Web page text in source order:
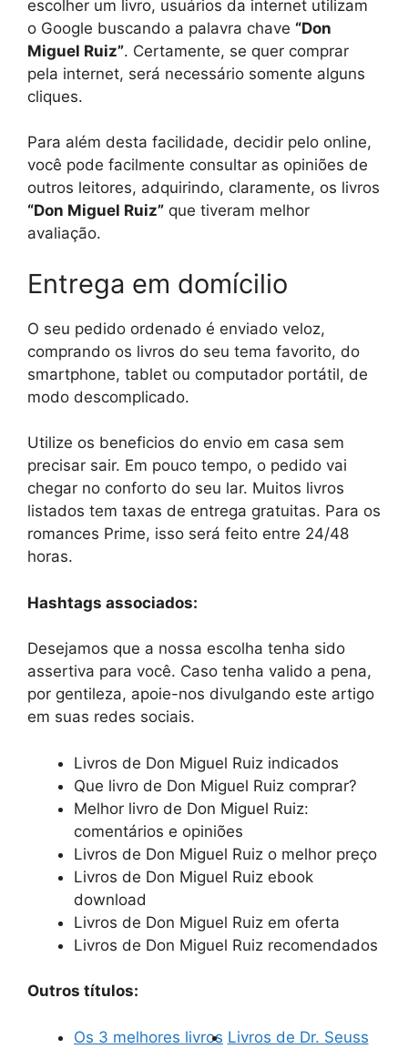
escolher um livro, usuários da internet utilizam
o Google buscando a palavra chave “Don
Miguel Ruiz”. Certamente, se quer comprar
pela internet, será necessário somente alguns
cliques.
Para além desta facilidade, decidir pelo online,
você pode facilmente consultar as opiniões de
outros leitores, adquirindo, claramente, os livros
“Don Miguel Ruiz” que tiveram melhor
avaliação.
Entrega em domícilio
O seu pedido ordenado é enviado veloz,
comprando os livros do seu tema favorito, do
smartphone, tablet ou computador portátil, de
modo descomplicado.
Utilize os beneficios do envio em casa sem
precisar sair. Em pouco tempo, o pedido vai
chegar no conforto do seu lar. Muitos livros
listados tem taxas de entrega gratuitas. Para os
romances Prime, isso será feito entre 24/48
horas.
Hashtags associados:
Desejamos que a nossa escolha tenha sido
assertiva para você. Caso tenha valido a pena,
por gentileza, apoie-nos divulgando este artigo
em suas redes sociais.
Livros de Don Miguel Ruiz indicados
Que livro de Don Miguel Ruiz comprar?
Melhor livro de Don Miguel Ruiz:
comentários e opiniões
Livros de Don Miguel Ruiz o melhor preço
Livros de Don Miguel Ruiz ebook
download
Livros de Don Miguel Ruiz em oferta
Livros de Don Miguel Ruiz recomendados
Outros títulos:
Os 3 melhores livros Livros de Dr. Seuss